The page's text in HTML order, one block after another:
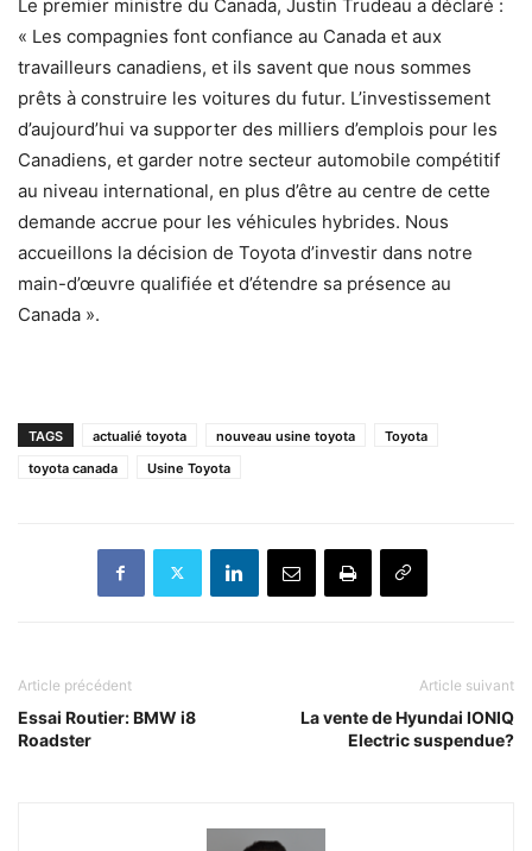
Le premier ministre du Canada, Justin Trudeau a déclaré :
« Les compagnies font confiance au Canada et aux
travailleurs canadiens, et ils savent que nous sommes
prêts à construire les voitures du futur. L’investissement
d’aujourd’hui va supporter des milliers d’emplois pour les
Canadiens, et garder notre secteur automobile compétitif
au niveau international, en plus d’être au centre de cette
demande accrue pour les véhicules hybrides. Nous
accueillons la décision de Toyota d’investir dans notre
main-d’œuvre qualifiée et d’étendre sa présence au
Canada ».
TAGS actualié toyota nouveau usine toyota
Toyota
toyota canada
Usine Toyota
Article précédent
Essai Routier: BMW i8
Roadster
Article suivant
La vente de Hyundai IONIQ
Electric suspendue?